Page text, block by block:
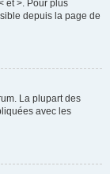
et >. Pour plus
depuis la page de
La plupart des
avec les